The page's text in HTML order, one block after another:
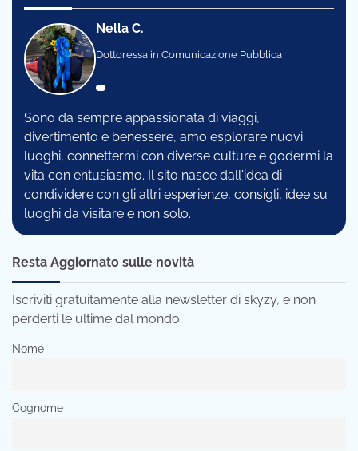
Nella C.
Dottoressa in Comunicazione Pubblica
Sono da sempre appassionata di viaggi,
divertimento e benessere, amo esplorare nuovi
luoghi, connettermi con diverse culture e godermi la
vita con entusiasmo. Il sito nasce dall'idea di
condividere con gli altri esperienze, consigli, idee su
luoghi da visitare e non solo.
Resta Aggiornato sulle novità
Iscriviti gratuitamente alla newsletter di skyzy, e non
perderti le ultime dal mondo
Nome
Cognome